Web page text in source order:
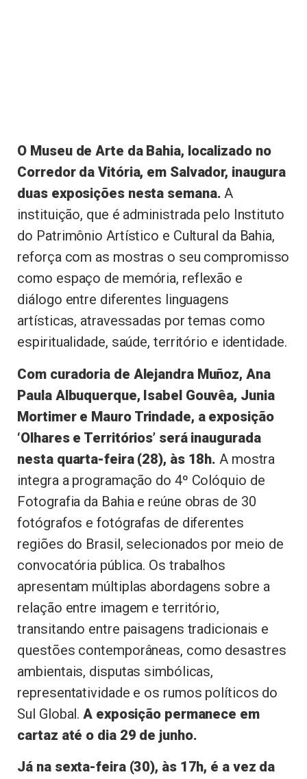
O Museu de Arte da Bahia, localizado no
Corredor da Vitória, em Salvador, inaugura
duas exposições nesta semana. A
instituição, que é administrada pelo Instituto
do Patrimônio Artístico e Cultural da Bahia,
reforça com as mostras o seu compromisso
como espaço de memória, reflexão e
diálogo entre diferentes linguagens
artísticas, atravessadas por temas como
espiritualidade, saúde, território e identidade.
Com curadoria de Alejandra Muñoz, Ana
Paula Albuquerque, Isabel Gouvêa, Junia
Mortimer e Mauro Trindade, a exposição
‘Olhares e Territórios’ será inaugurada
nesta quarta-feira (28), às 18h. A mostra
integra a programação do 4º Colóquio de
Fotografia da Bahia e reúne obras de 30
fotógrafos e fotógrafas de diferentes
regiões do Brasil, selecionados por meio de
convocatória pública. Os trabalhos
apresentam múltiplas abordagens sobre a
relação entre imagem e território,
transitando entre paisagens tradicionais e
questões contemporâneas, como desastres
ambientais, disputas simbólicas,
representatividade e os rumos políticos do
Sul Global. A exposição permanece em
cartaz até o dia 29 de junho.
Já na sexta-feira (30), às 17h, é a vez da